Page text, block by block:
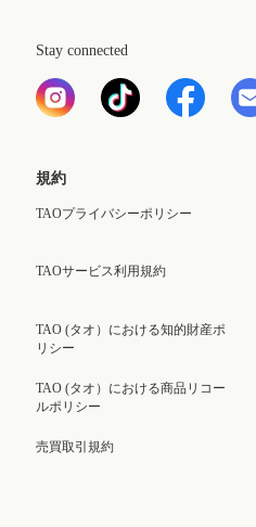
Stay connected
規約
TAOプライバシーポリシー
TAOサービス利用規約
TAO (タオ）における知的財産ポ
リシー
TAO (タオ）における商品リコー
ルポリシー
売買取引規約